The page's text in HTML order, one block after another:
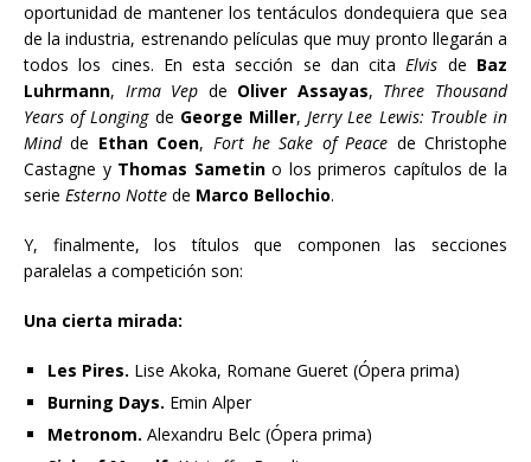
oportunidad de mantener los tentáculos dondequiera que sea
de la industria, estrenando películas que muy pronto llegarán a
todos los cines. En esta sección se dan citaElvis de Baz
Luhrmann, Irma Vep de Oliver Assayas, Three Thousand
Years of Longingde George Miller,Jerry Lee Lewis: Trouble in
Mindde Ethan Coen, Fort he Sake of Peace de Christophe
Castagne y Thomas Sametino los primeros capítulos de la
serie Esterno Notte de Marco Bellochio.
Y, finalmente, los títulos que componen las secciones
paralelas a competición son:
Una cierta mirada:
Les Pires. Lise Akoka, Romane Gueret (Ópera prima)
Burning Days. Emin Alper
Metronom. Alexandru Belc (Ópera prima)